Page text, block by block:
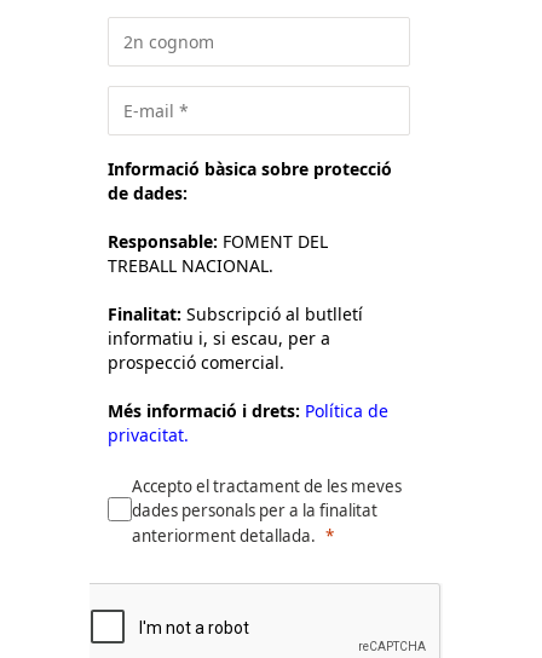
Informació bàsica sobre protecció
de dades:
Responsable: FOMENT DEL
TREBALL NACIONAL.
Finalitat: Subscripció al butlletí
informatiu i, si escau, per a
prospecció comercial.
Més informació i drets: Política de
privacitat.
Accepto el tractament de les meves
dades personals per a la finalitat
anteriorment detallada.